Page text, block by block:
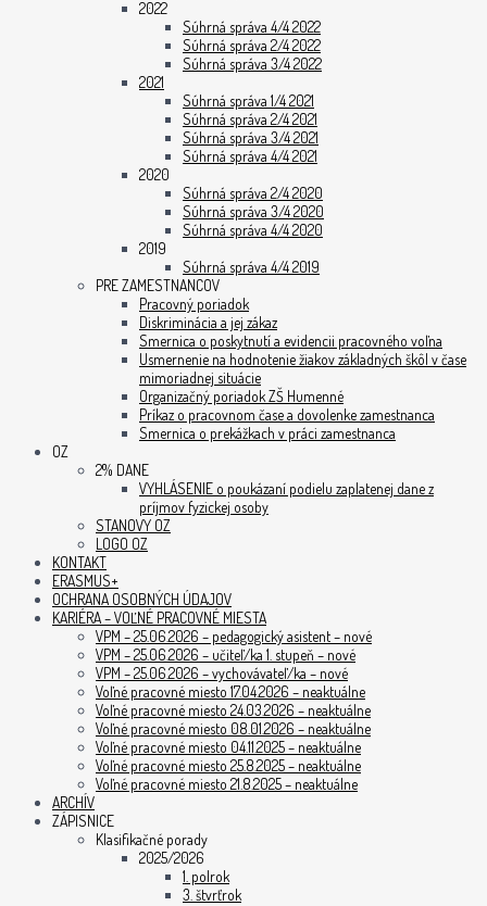
2022
Súhrná správa 4/4 2022
Súhrná správa 2/4 2022
Súhrná správa 3/4 2022
2021
Súhrná správa 1/4 2021
Súhrná správa 2/4 2021
Súhrná správa 3/4 2021
Súhrná správa 4/4 2021
2020
Súhrná správa 2/4 2020
Súhrná správa 3/4 2020
Súhrná správa 4/4 2020
2019
Súhrná správa 4/4 2019
PRE ZAMESTNANCOV
Pracovný poriadok
Diskriminácia a jej zákaz
Smernica o poskytnutí a evidencii pracovného voľna
Usmernenie na hodnotenie žiakov základných škôl v čase
mimoriadnej situácie
Organizačný poriadok ZŠ Humenné
Príkaz o pracovnom čase a dovolenke zamestnanca
Smernica o prekážkach v práci zamestnanca
OZ
2% DANE
VYHLÁSENIE o poukázaní podielu zaplatenej dane z
príjmov fyzickej osoby
STANOVY OZ
LOGO OZ
KONTAKT
ERASMUS+
OCHRANA OSOBNÝCH ÚDAJOV
KARIÉRA – VOĽNÉ PRACOVNÉ MIESTA
VPM – 25.06.2026 – pedagogický asistent – nové
VPM – 25.06.2026 – učiteľ/ka 1. stupeň – nové
VPM – 25.06.2026 – vychovávateľ/ka – nové
Voľné pracovné miesto 17.04.2026 – neaktuálne
Voľné pracovné miesto 24.03.2026 – neaktuálne
Voľné pracovné miesto 08.01.2026 – neaktuálne
Voľné pracovné miesto 04.11.2025 – neaktuálne
Voľné pracovné miesto 25.8.2025 – neaktuálne
Voľné pracovné miesto 21.8.2025 – neaktuálne
ARCHÍV
ZÁPISNICE
Klasifikačné porady
2025/2026
1. polrok
3. štvrťrok